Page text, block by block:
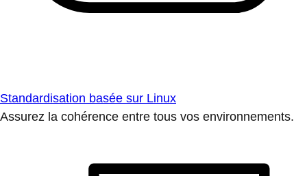
Standardisation basée sur Linux
Assurez la cohérence entre tous vos environnements.